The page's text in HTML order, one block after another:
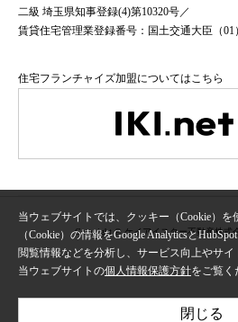
二級 埼玉県知事登録(4)第10320号／
賃貸住宅管理業登録番号：国土交通大臣（01
住宅フランチャイズ加盟についてはこちら
Copyright © ケイアイスター不動産株式
当ウェブサイトでは、クッキー（Cookie）
（Cookie）の情報をGoogle Analyticsと
閲覧情報などを分析し、サービス向上やサ
当ウェブサイトの個人情報保護方針をご覧く
閉じる